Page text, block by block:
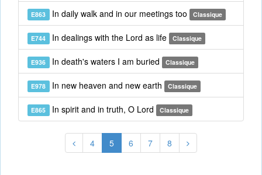
E863 In daily walk and in our meetings too Classique
E744 In dealings with the Lord as life Classique
E936 In death's waters I am buried Classique
E978 In new heaven and new earth Classique
E865 In spirit and in truth, O Lord Classique
4 5 6 7 8